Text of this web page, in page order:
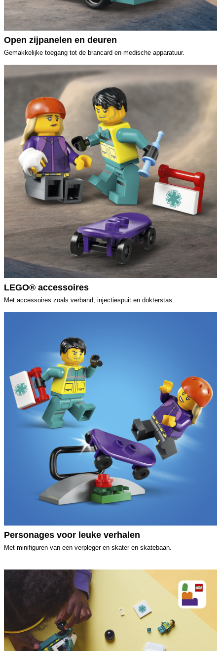
Open zijpanelen en deuren
Gemakkelijke toegang tot de brancard en medische apparatuur.
LEGO® accessoires
Met accessoires zoals verband, injectiespuit en dokterstas.
Personages voor leuke verhalen
Met minifiguren van een verpleger en skater en skatebaan.